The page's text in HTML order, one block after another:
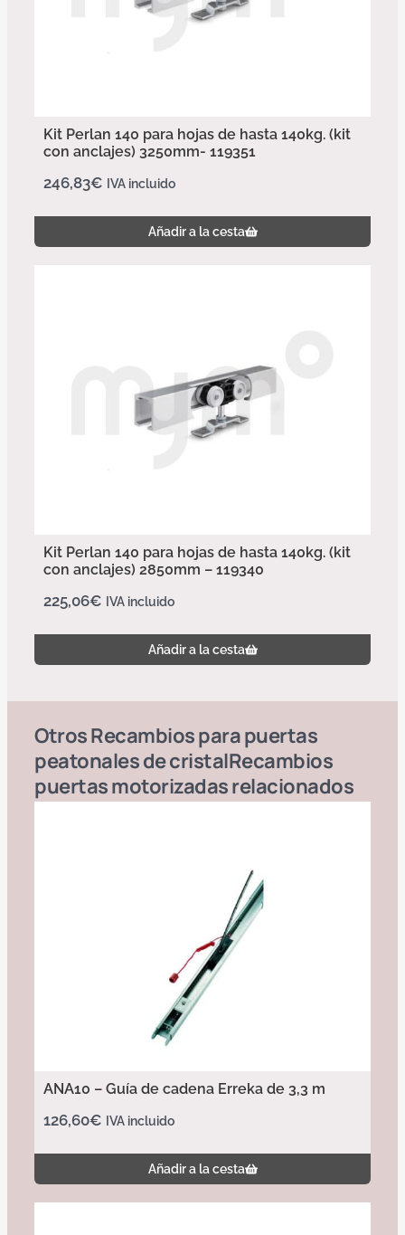
Kit Perlan 140 para hojas de hasta 140kg. (kit
con anclajes) 3250mm- 119351
246,83€ IVA incluido
Añadir a la cesta
Kit Perlan 140 para hojas de hasta 140kg. (kit
con anclajes) 2850mm – 119340
225,06€ IVA incluido
Añadir a la cesta
OtrosRecambios para puertas
peatonales de cristalRecambios
puertas motorizadasrelacionados
ANA10 – Guía de cadena Erreka de 3,3 m
126,60€ IVA incluido
Añadir a la cesta